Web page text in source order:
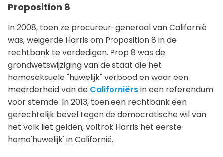
Proposition 8
In 2008, toen ze procureur-generaal van Californië
was, weigerde Harris om Proposition 8 in de
rechtbank te verdedigen. Prop 8 was de
grondwetswijziging van de staat die het
homoseksuele "huwelijk" verbood en waar een
meerderheid van de Californiërsin een referendum
voor stemde. In 2013, toen een rechtbank een
gerechtelijk bevel tegen de democratische wil van
het volk liet gelden, voltrok Harris het eerste
homo'huwelijk' in Californië.